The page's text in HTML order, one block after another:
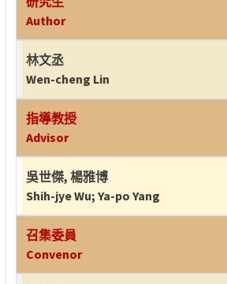
Author
林文丞
Wen-cheng Lin
指導教授
Advisor
吳世傑, 楊雅博
Shih-jye Wu; Ya-po Yang
召集委員
Convenor